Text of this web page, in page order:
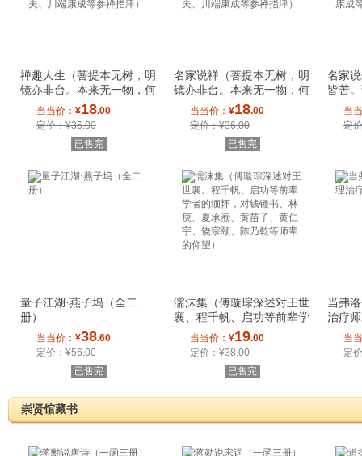
禅趣人生（菩提本无树，明
镜亦非台。本来无一物，何
处惹尘埃）（
当当价： ¥18.00
定价：¥36.00
已售完
名家说禅（菩提本无树，明
镜亦非台。本来无一物，何
处惹尘埃）（
当当价： ¥18.00
定价：¥36.00
已售完
名家
皆苦
乐）
当
定
量子江湖·燕子坞（全二
册）
当当价： ¥38.60
定价：¥56.00
已售完
濡沫集（傅璇琮深述对王世
襄、程千帆、启功等前辈学
者的缅怀，对
当当价： ¥19.00
定价：¥38.00
已售完
当弗
治疗
当
定
崇贤馆藏书